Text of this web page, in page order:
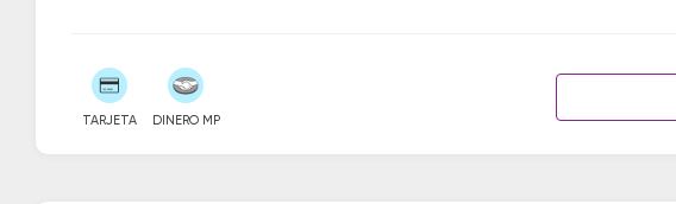
TARJETA DINERO MP